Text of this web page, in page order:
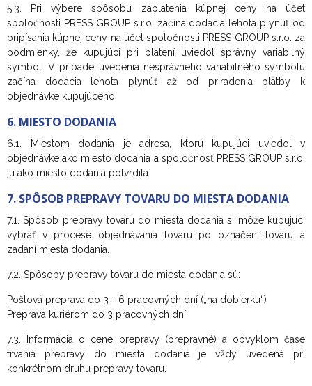
5.3. Pri výbere spôsobu zaplatenia kúpnej ceny na účet
spoločnosti PRESS GROUP s.r.o. začína dodacia lehota plynúť od
pripísania kúpnej ceny na účet spoločnosti PRESS GROUP s.r.o. za
podmienky, že kupujúci pri platení uviedol správny variabilný
symbol. V prípade uvedenia nesprávneho variabilného symbolu
začína dodacia lehota plynúť až od priradenia platby k
objednávke kupujúceho.
6. MIESTO DODANIA
6.1. Miestom dodania je adresa, ktorú kupujúci uviedol v
objednávke ako miesto dodania a spoločnosť PRESS GROUP s.r.o.
ju ako miesto dodania potvrdila.
7. SPÔSOB PREPRAVY TOVARU DO MIESTA DODANIA
7.1. Spôsob prepravy tovaru do miesta dodania si môže kupujúci
vybrať v procese objednávania tovaru po označení tovaru a
zadaní miesta dodania.
7.2. Spôsoby prepravy tovaru do miesta dodania sú:
Poštová preprava do 3 - 6 pracovných dní („na dobierku“)
Preprava kuriérom do 3 pracovných dní
7.3. Informácia o cene prepravy (prepravné) a obvyklom čase
trvania prepravy do miesta dodania je vždy uvedená pri
konkrétnom druhu prepravy tovaru.